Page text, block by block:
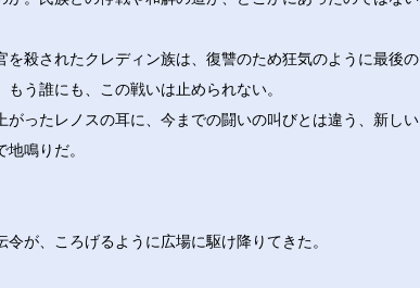
殺されたクレディン族は、復讐のため狂気のように最後の
う誰にも、この戦いは止められない。
ったレノスの耳に、今までの闘いの叫びとは違う、新しい
鳴りだ。
が、ころげるように広場に駆け降りてきた。